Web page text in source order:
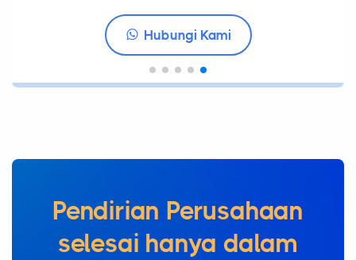
Hubungi Kami
Pendirian Perusahaan
selesai hanya|